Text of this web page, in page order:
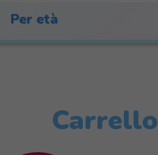
Per età
Carrello